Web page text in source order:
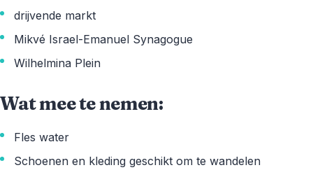
drijvende markt
Mikvé Israel-Emanuel Synagogue
Wilhelmina Plein
Wat mee te nemen:
Fles water
Schoenen en kleding geschikt om te wandelen